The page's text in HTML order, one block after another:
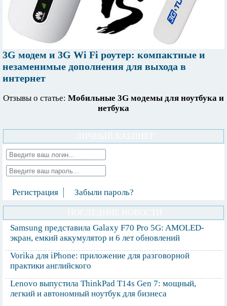
3G модем и 3G Wi Fi роутер: компактные и
незаменимые дополнения для выхода в
интернет
Отзывы о статье: Мобильные 3G модемы для ноутбука и
нетбука
Регистрация Забыли пароль?
Samsung представила Galaxy F70 Pro 5G: AMOLED-
экран, емкий аккумулятор и 6 лет обновлений
Vorika для iPhone: приложение для разговорной
практики английского
Lenovo выпустила ThinkPad T14s Gen 7: мощный,
легкий и автономный ноутбук для бизнеса